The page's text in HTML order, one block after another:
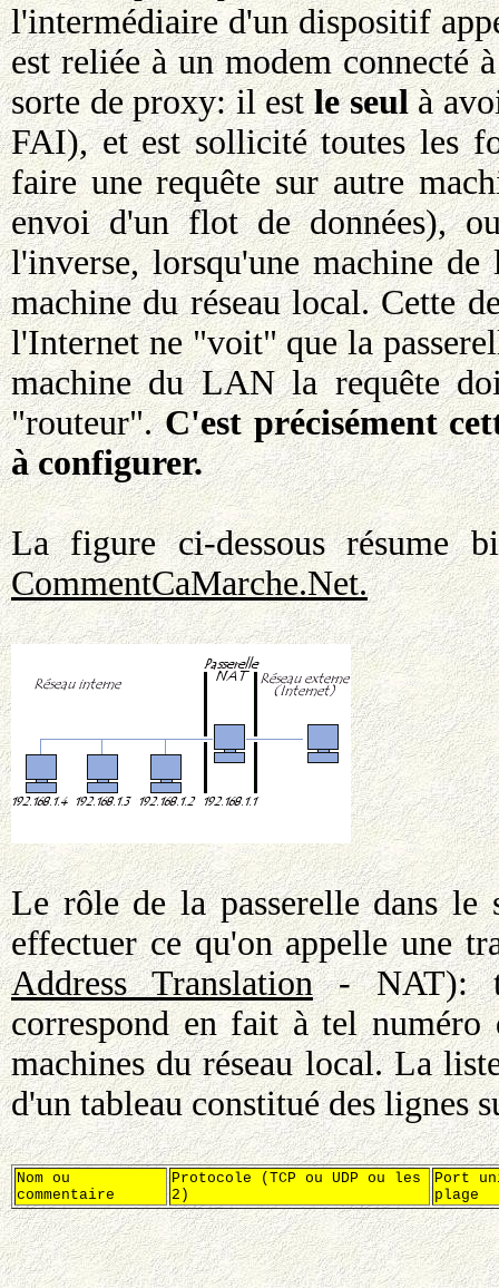
l'intermédiaire d'un dispositif
est reliée à un modem connecté
sorte de proxy: il estle seulà
FAI), et est sollicité toutes les
faire une requête sur autre
envoi d'un flot de données),
l'inverse, lorsqu'une machine
machine du réseau local. Cette
l'Internet ne "voit" que la
machine du LAN la requête
"routeur".C'est précisément
à configurer.
La figure ci-dessous résume
CommentCaMarche.Net.
Le rôle de la passerelle dans le
effectuer ce qu'on appelle une
Address Translation- NAT):
correspond en fait à tel
machines du réseau local. La
d'un tableau constitué des lignes
Nom ou
commentaire
Protocole (TCP ou UDP ou les
2)
Port
plage